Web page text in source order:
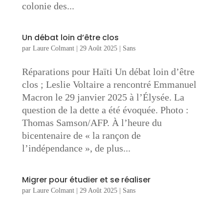
colonie des...
Un débat loin d’être clos
par Laure Colmant| 29 Août 2025| Sans
Réparations pour Haïti Un débat loin d’être
clos ; Leslie Voltaire a rencontré Emmanuel
Macron le 29 janvier 2025 à l’Élysée. La
question de la dette a été évoquée. Photo :
Thomas Samson/AFP. À l’heure du
bicentenaire de « la rançon de
l’indépendance », de plus...
Migrer pour étudier et se réaliser
par Laure Colmant| 29 Août 2025| Sans